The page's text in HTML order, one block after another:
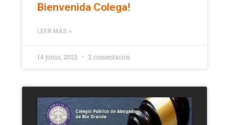
Bienvenida Colega!
LEER MÁS »
14 junio, 2023 2 comentarios